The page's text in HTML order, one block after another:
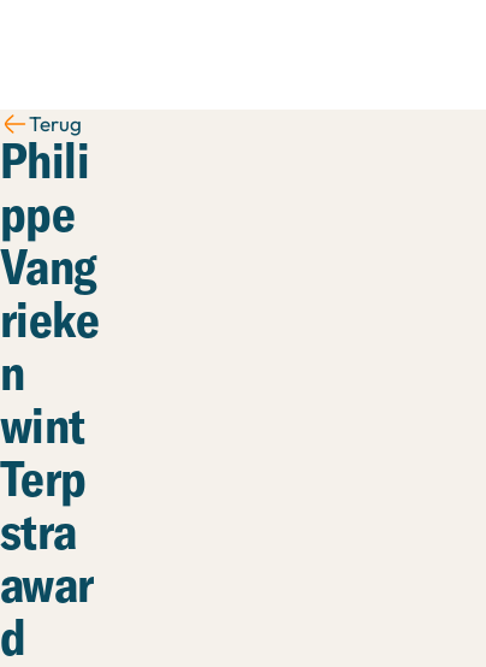
Terug
Phili
ppe
Vang
rieke
n
wint
Terp
stra
awar
d